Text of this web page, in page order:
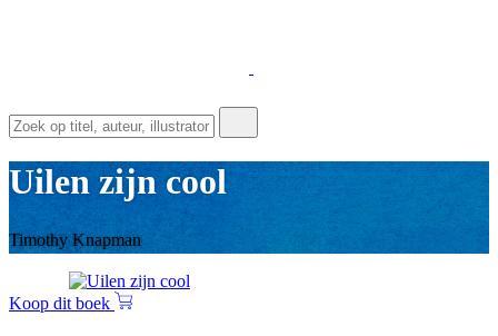
Uilen zijn cool
Timothy Knapman
Koop dit boek